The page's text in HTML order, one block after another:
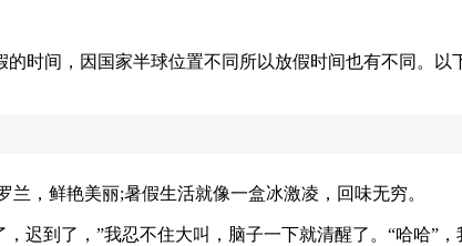
时间，因国家半球位置不同所以放假时间也有不同。以
，鲜艳美丽;暑假生活就像一盒冰激凌，回味无穷。
到了，”我忍不住大叫，脑子一下就清醒了。“哈哈”，